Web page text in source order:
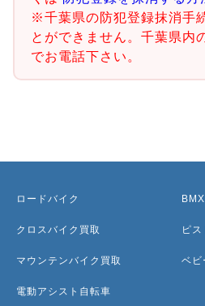
※千葉県の防犯登録抹消手
とができません。千葉県内
でお電話下さい。
ロードバイク
クロスバイク買取
マウンテンバイク買取
電動アシスト自転車
BMX
ピス
ベビ